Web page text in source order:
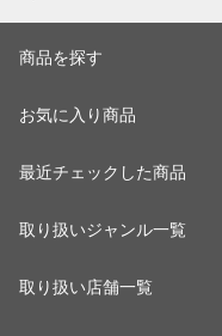
商品を探す
お気に入り商品
最近チェックした商品
取り扱いジャンル一覧
取り扱い店舗一覧